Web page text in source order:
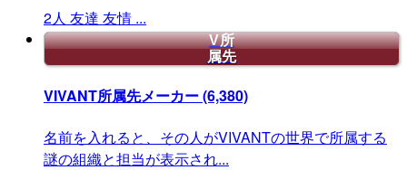
2人 友達 友情 ...
V所
属先
VIVANT所属先メーカー(6,380)
名前を入れると、その人がVIVANTの世界で所属する
謎の組織と担当が表示され...